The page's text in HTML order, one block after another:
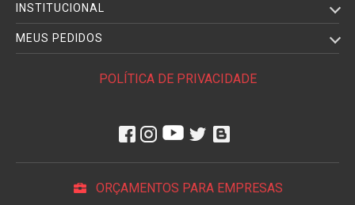
INSTITUCIONAL
MEUS PEDIDOS
POLÍTICA DE PRIVACIDADE
ORÇAMENTOS PARA EMPRESAS